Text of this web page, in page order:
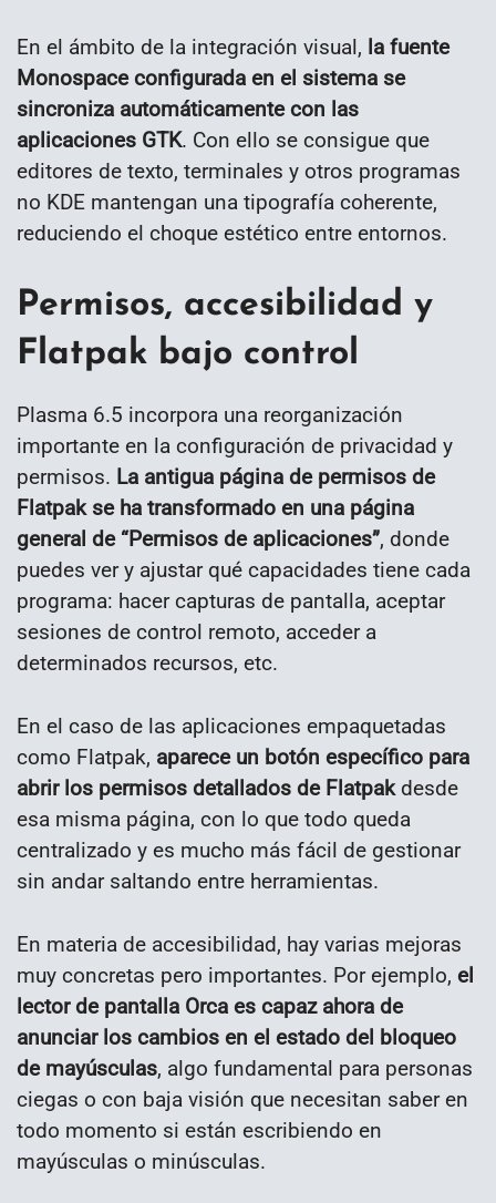
En el ámbito de la integración visual, la fuente
Monospace configurada en el sistema se
sincroniza automáticamente con las
aplicaciones GTK. Con ello se consigue que
editores de texto, terminales y otros programas
no KDE mantengan una tipografía coherente,
reduciendo el choque estético entre entornos.
Permisos, accesibilidad y
Flatpak bajo control
Plasma 6.5 incorpora una reorganización
importante en la configuración de privacidad y
permisos. La antigua página de permisos de
Flatpak se ha transformado en una página
general de “Permisos de aplicaciones”, donde
puedes ver y ajustar qué capacidades tiene cada
programa: hacer capturas de pantalla, aceptar
sesiones de control remoto, acceder a
determinados recursos, etc.
En el caso de las aplicaciones empaquetadas
como Flatpak, aparece un botón específico para
abrir los permisos detallados de Flatpakdesde
esa misma página, con lo que todo queda
centralizado y es mucho más fácil de gestionar
sin andar saltando entre herramientas.
En materia de accesibilidad, hay varias mejoras
muy concretas pero importantes. Por ejemplo, el
lector de pantalla Orca es capaz ahora de
anunciar los cambios en el estado del bloqueo
de mayúsculas, algo fundamental para personas
ciegas o con baja visión que necesitan saber en
todo momento si están escribiendo en
mayúsculas o minúsculas.